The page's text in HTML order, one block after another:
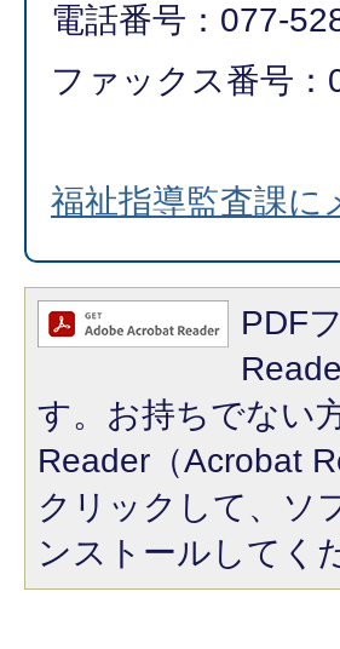
電話番号：077-
ファックス番号
福祉指導監査課に
PDF
す。お持ちでない
Reader（Acrobat
クリックして、ソ
ンストールしてく